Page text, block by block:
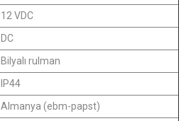
12 VDC
DC
Bilyalı rulman
IP44
Almanya (ebm-papst)